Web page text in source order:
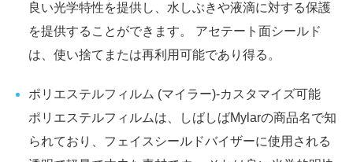
良い光学特性を提供し、水しぶきや液滴に対する保護
を提供することができます。 アセテート面シールド
は、使い捨てまたは再利用可能であり得る。
ポリエステルフィルム (マイラー)-カスタマイズ可能
ポリエステルフィルムは、しばしばMylarの商品名で知
られており、フェイスシールドバイザーに使用される